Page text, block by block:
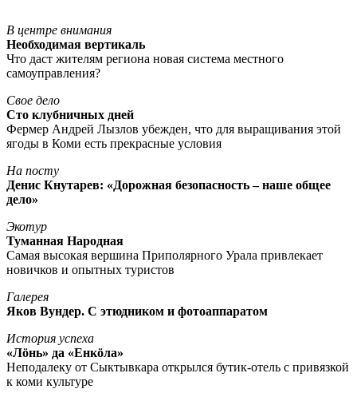
В центре внимания
Необходимая вертикаль
Что даст жителям региона новая система местного
самоуправления?
Свое дело
Сто клубничных дней
Фермер Андрей Лызлов убежден, что для выращивания этой
ягоды в Коми есть прекрасные условия
На посту
Денис Кнутарев: «Дорожная безопасность – наше общее
дело»
Экотур
Туманная Народная
Самая высокая вершина Приполярного Урала привлекает
новичков и опытных туристов
Галерея
Яков Вундер. С этюдником и фотоаппаратом
История успеха
«Лöнь» да «Енкöла»
Неподалеку от Сыктывкара открылся бутик-отель с привязкой
к коми культуре